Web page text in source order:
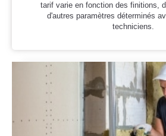
tarif varie en fonction des finitions,
d'autres paramètres déterminés
techniciens.